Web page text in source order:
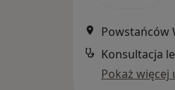
Konsultacja
Pokaż więcej